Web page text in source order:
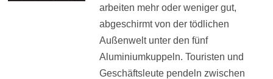
arbeiten mehr oder weniger gut,
abgeschirmt von der tödlichen
Außenwelt unter den fünf
Aluminiumkuppeln. Touristen und
Geschäftsleute pendeln zwischen